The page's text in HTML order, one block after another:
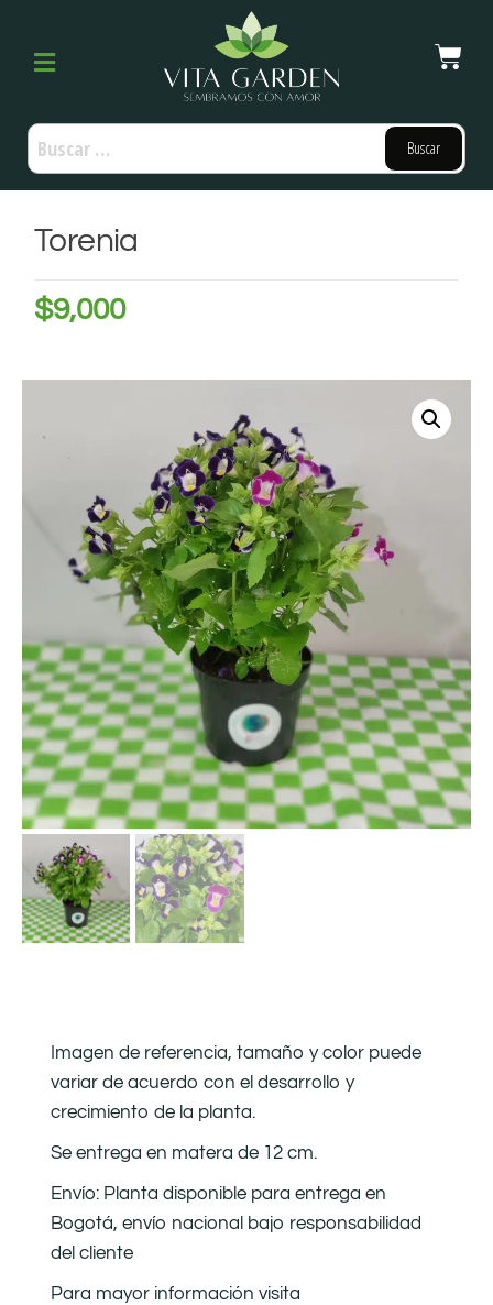
Torenia
$9,000
Imagen de referencia, tamaño y color puede
variar de acuerdo con el desarrollo y
crecimiento de la planta.
Se entrega en matera de 12 cm.
Envío: Planta disponible para entrega en
Bogotá, envío nacional bajo responsabilidad
del cliente
Para mayor información visita